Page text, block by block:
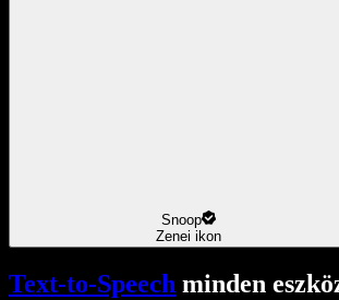
Snoop
Zenei ikon
Text-to-Speech minden